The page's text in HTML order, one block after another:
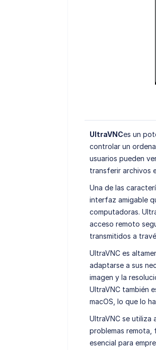
UltraVNCes un
controlar un
usuarios pueden
transferir archivos
Una de las
interfaz amigable
computadoras.
acceso remoto
transmitidos a
UltraVNC es
adaptarse a sus
imagen y la
UltraVNC también
macOS, lo que lo
UltraVNC se utiliza
problemas remota,
esencial para